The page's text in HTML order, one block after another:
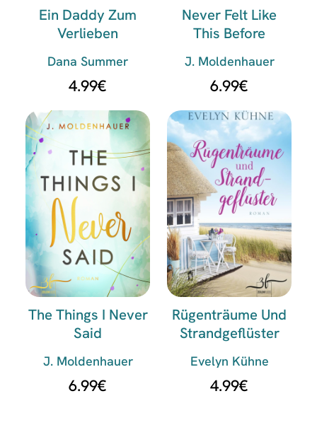
Ein Daddy Zum
Verlieben
Dana Summer
4.99€
Never Felt Like
This Before
J. Moldenhauer
6.99€
The Things I Never
Said
J. Moldenhauer
6.99€
Rügenträume Und
Strandgeflüster
Evelyn Kühne
4.99€